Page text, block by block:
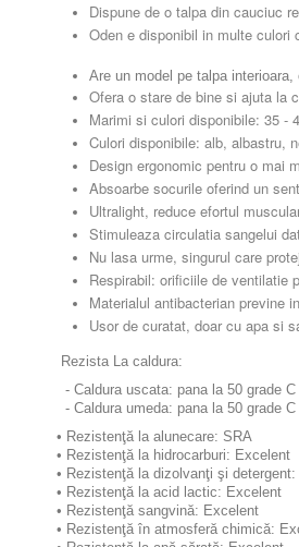
Dispune de o talpa din cauciuc
Oden e disponibil in multe
Are un model pe talpa
Ofera o stare de bine si ajuta la
Marimi si culori disponibile: 35 -
Culori disponibile: alb, albastru,
Design ergonomic pentru o mai
Absoarbe socurile oferind un
Ultralight, reduce efortul
Stimuleaza circulatia sangelui
Nu lasa urme, singurul care
Respirabil: orificiile de ventilatie
Materialul antibacterian previne
Usor de curatat, doar cu apa si
Rezista La caldura:
- Caldura uscata: pana la 50 grade C
- Caldura umeda: pana la 50 grade C
• Rezistenţă la alunecare: SRA
• Rezistenţă la hidrocarburi: Excelent
• Rezistenţă la dizolvanţi şi detergent:
• Rezistenţă la acid lactic: Excelent
• Rezistenţă sangvină: Excelent
• Rezistenţă în atmosferă chimică: